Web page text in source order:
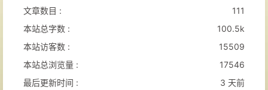
文章数目 :
111
本站总字数 :
100.5k
本站访客数 :
15509
本站总浏览量 :
17546
最后更新时间 :
3 天前